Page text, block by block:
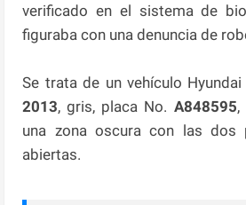
verificado en el sistema de
figuraba con una denuncia de
Se trata de un vehículo
2013, gris, placa No. A848595,
una zona oscura con las dos
abiertas.